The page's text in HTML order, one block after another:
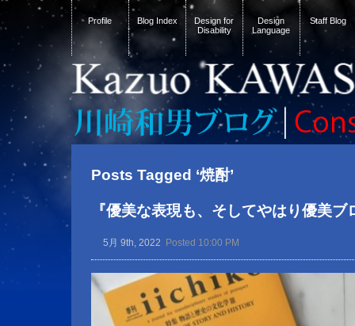
Profile Blog Index
Design for
Disability
Design
Language
Staff Blog
Posts Tagged ‘焼酎’
『優美な表現も、そしてやはり優美ブ
5月 9th, 2022 Posted 10:00 PM